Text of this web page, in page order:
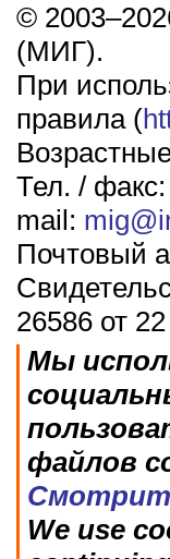
©
(МИГ).
При
правила (
Тел. /
mail:
Почтовый
26586 от
Мы
файлов
We use